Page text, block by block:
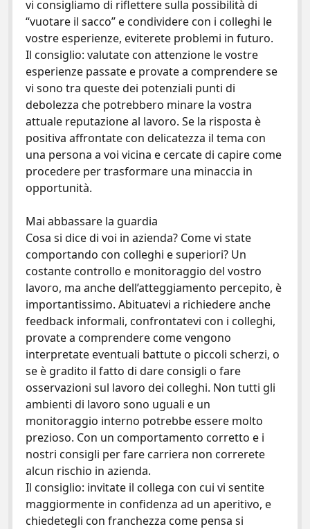
vi consigliamo di riflettere sulla possibilità di
“vuotare il sacco” e condividere con i colleghi le
vostre esperienze, eviterete problemi in futuro.
Il consiglio: valutate con attenzione le vostre
esperienze passate e provate a comprendere se
vi sono tra queste dei potenziali punti di
debolezza che potrebbero minare la vostra
attuale reputazione al lavoro. Se la risposta è
positiva affrontate con delicatezza il tema con
una persona a voi vicina e cercate di capire come
procedere per trasformare una minaccia in
opportunità.
Mai abbassare la guardia
Cosa si dice di voi in azienda? Come vi state
comportando con colleghi e superiori? Un
costante controllo e monitoraggio del vostro
lavoro, ma anche dell’atteggiamento percepito, è
importantissimo. Abituatevi a richiedere anche
feedback informali, confrontatevi con i colleghi,
provate a comprendere come vengono
interpretate eventuali battute o piccoli scherzi, o
se è gradito il fatto di dare consigli o fare
osservazioni sul lavoro dei colleghi. Non tutti gli
ambienti di lavoro sono uguali e un
monitoraggio interno potrebbe essere molto
prezioso. Con un comportamento corretto e i
nostri consigli per fare carriera non correrete
alcun rischio in azienda.
Il consiglio: invitate il collega con cui vi sentite
maggiormente in confidenza ad un aperitivo, e
chiedetegli con franchezza come pensa si